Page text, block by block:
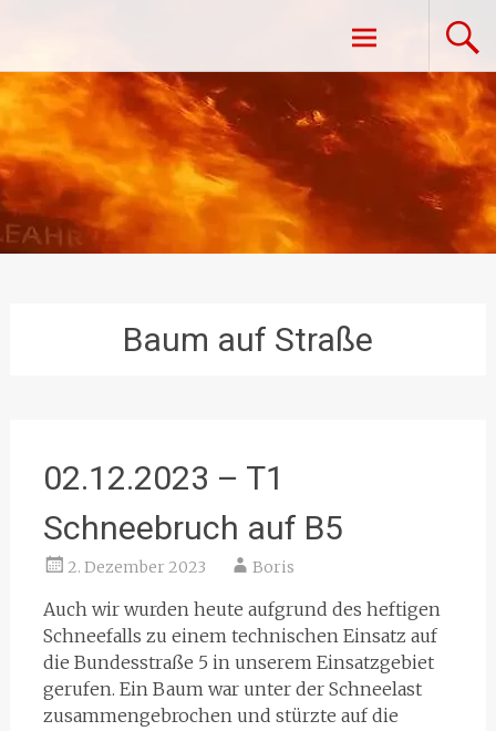
springen
Freiwillige Feuerwehr Vestenpoppen-
Wohlfahrts
Baum auf Straße
02.12.2023 – T1
Schneebruch auf B5
2. Dezember 2023 Boris
Auch wir wurden heute aufgrund des heftigen
Schneefalls zu einem technischen Einsatz auf
die Bundesstraße 5 in unserem Einsatzgebiet
gerufen. Ein Baum war unter der Schneelast
zusammengebrochen und stürzte auf die